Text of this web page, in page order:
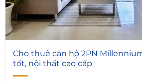
7
Cho thuê căn hộ 2PN
tốt, nội thất cao cấp